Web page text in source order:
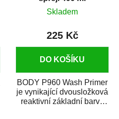
Skladem
225 Kč
DO KOŠÍKU
BODY P960 Wash Primer
je vynikající dvousložková
reaktivní základní barva